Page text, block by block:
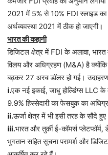
2021 में 5% से 10% FDI स्लाइड का
अर्थव्यवस्था 2021 में ठीक हो जाएगी।
भारत की कहानी
डिजिटल क्षेत्र में FDI के अलावा,
विलय और अधिग्रहण (M&A) है क्योंकि
बढ़कर 27 अरब डॉलर हो गई।
i.एक नई इकाई, जाधु होल्डिंग्स LLC के
9.9% हिस्सेदारी का फेसबुक का
ii.ऊर्जा क्षेत्र में भी इसी तरह के सौदे
iii.भारत और तुर्की ई-कॉमर्स
भुगतान सहित सूचना परामर्श और